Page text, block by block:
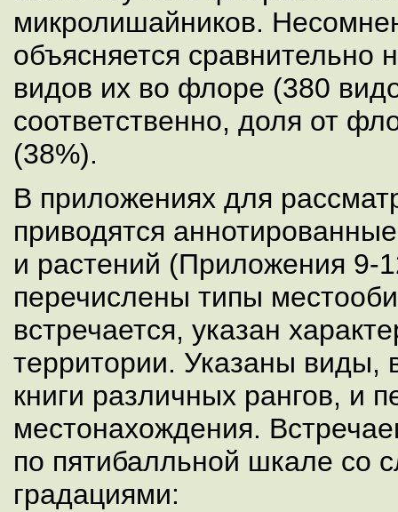
микролишайников.
объясняется сравнительно
видов их во флоре (380
соответственно, доля от
(38%).
В приложениях для
приводятся
и растений (Приложения 9-
перечислены типы
встречается, указан
территории. Указаны виды,
книги различных рангов, и
местонахождения.
по пятибалльной шкале со
градациями: